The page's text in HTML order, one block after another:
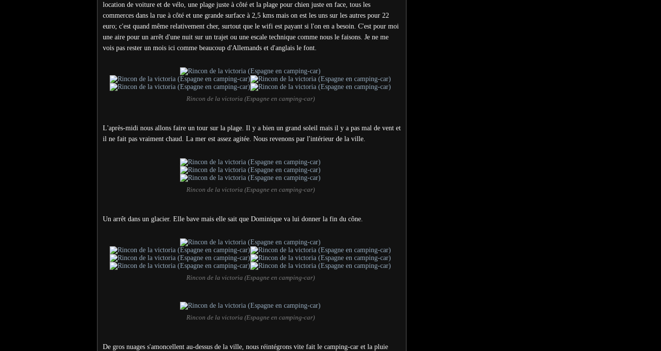
location de voiture et de vélo, une plage juste à côté et la plage pour chien juste en face, tous les
commerces dans la rue à côté et une grande surface à 2,5 kms mais on est les uns sur les autres pour 22
euro; c'est quand même relativement cher, surtout que le wifi est payant si l'on en a besoin. C'est pour moi
une aire pour un arrêt d'une nuit sur un trajet ou une escale technique comme nous le faisons. Je ne me
vois pas rester un mois ici comme beaucoup d'Allemands et d'anglais le font.
Rincon de la victoria (Espagne en camping-car)
L'après-midi nous allons faire un tour sur la plage. Il y a bien un grand soleil mais il y a pas mal de vent et
il ne fait pas vraiment chaud. La mer est assez agitée. Nous revenons par l'intérieur de la ville.
Rincon de la victoria (Espagne en camping-car)
Un arrêt dans un glacier. Elle bave mais elle sait que Dominique va lui donner la fin du cône.
Rincon de la victoria (Espagne en camping-car)
Rincon de la victoria (Espagne en camping-car)
De gros nuages s'amoncellent au-dessus de la ville, nous réintégrons vite fait le camping-car et la pluie